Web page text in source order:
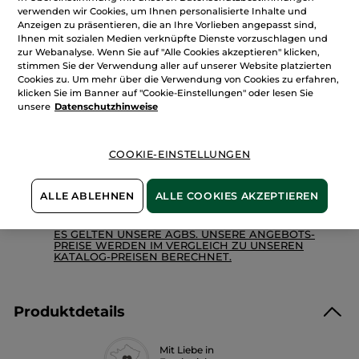
anzeigen.
Geschenkbox
Comme
une
Evidence
Menge
IN DEN WARENKORB
Freie Versandkosten ab 30€
Zahlung perRechnung mit Klarnau.a.
100 % zufrieden oder Geld zurück
Preisangaben inkl. MwSt. und zzgl. Versandkosten in
ES GELTEN UNSERE AGBS. UNSERE ANGEBOTS-
PREISE WERDEN IM VERGLEICH ZU UNSEREN
KATALOG-PREISEN BERECHNET.
Produktdetails
Mit Liebe in
verwenden wir Cookies, um Ihnen personalisierte Inhalte und
Anzeigen zu präsentieren, die an Ihre Vorlieben angepasst sind,
Ihnen mit sozialen Medien verknüpfte Dienste vorzuschlagen und
zur Webanalyse. Wenn Sie auf "Alle Cookies akzeptieren" klicken,
stimmen Sie der Verwendung aller auf unserer Website platzierten
Cookies zu. Um mehr über die Verwendung von Cookies zu erfahren,
klicken Sie im Banner auf "Cookie-Einstellungen" oder lesen Sie
unsere Datenschutzhinweise
COOKIE-EINSTELLUNGEN
ALLE ABLEHNEN ALLE COOKIES AKZEPTIEREN